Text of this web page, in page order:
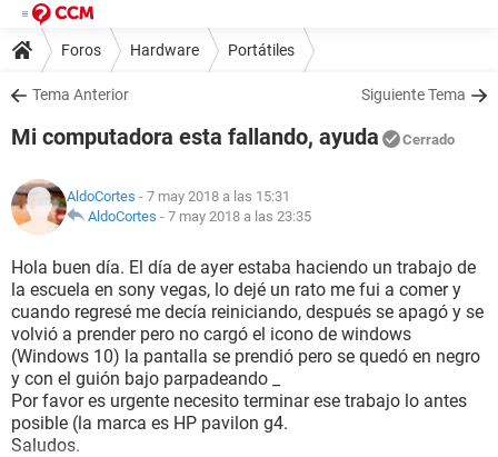
Foros Hardware Portátiles
Tema Anterior Siguiente Tema
Mi computadora esta fallando, ayuda Cerrado
AldoCortes - 7 may 2018 a las 15:31
AldoCortes - 7 may 2018 a las 23:35
Hola buen día. El día de ayer estaba haciendo un trabajo de
la escuela en sony vegas, lo dejé un rato me fui a comer y
cuando regresé me decía reiniciando, después se apagó y se
volvió a prender pero no cargó el icono de windows
(Windows 10) la pantalla se prendió pero se quedó en negro
y con el guión bajo parpadeando _
Por favor es urgente necesito terminar ese trabajo lo antes
posible (la marca es HP pavilon g4.
Saludos.